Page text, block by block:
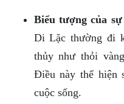
Biểu tượng của
Di Lặc thường đi
thủy như thỏi
Điều này thể hiện
cuộc sống.